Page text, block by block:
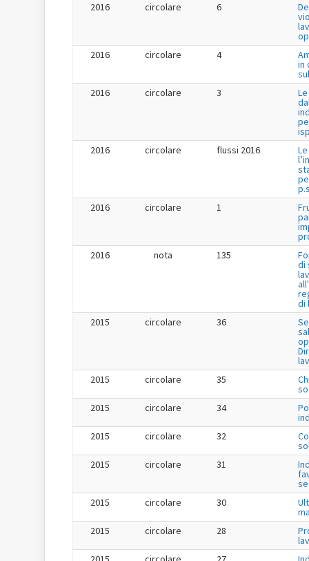
2016
circolare 6
2016
circolare 4
in
2016
circolare 3
2016
circolare flussi 2016
2016
circolare 1
2016
nota 135
di
di
2015
circolare 36
2015
circolare 35
2015
circolare 34
2015
circolare 32
2015
circolare 31
2015
circolare 30
2015
circolare 28